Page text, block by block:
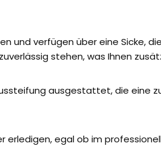
und verfügen über eine Sicke,
stehen, was Ihnen
ausgestattet, die eine
erledigen, egal ob im